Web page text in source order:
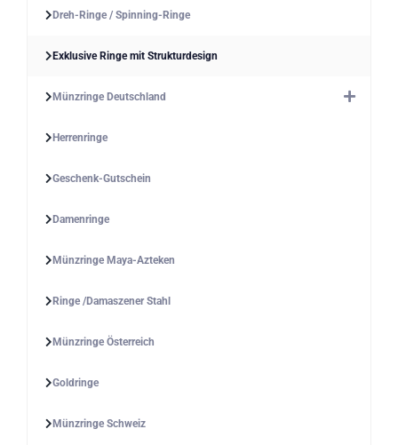
Dreh-Ringe / Spinning-Ringe
Exklusive Ringe mit Strukturdesign
Münzringe Deutschland
Herrenringe
Geschenk-Gutschein
Damenringe
Münzringe Maya-Azteken
Ringe /Damaszener Stahl
Münzringe Österreich
Goldringe
Münzringe Schweiz